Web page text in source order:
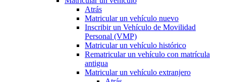
Atrás
Matricular un vehículo nuevo
Inscribir un Vehículo de Movilidad
Personal (VMP)
Matricular un vehículo histórico
Rematricular un vehículo con matrícula
antigua
Matricular un vehículo extranjero